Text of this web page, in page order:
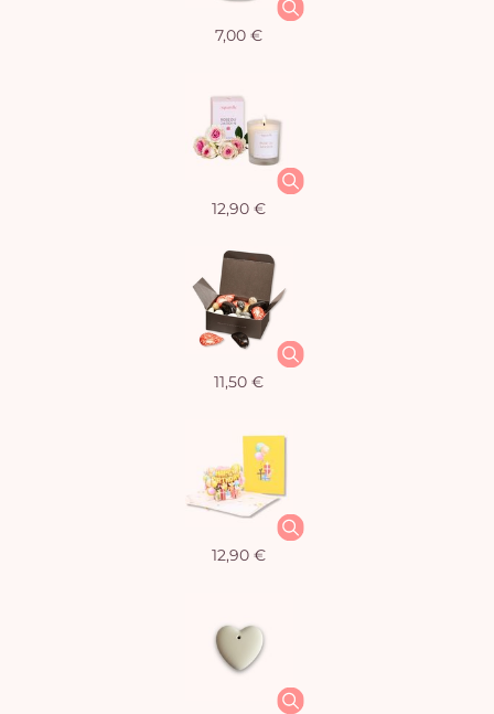
7,00 €
12,90 €
11,50 €
12,90 €